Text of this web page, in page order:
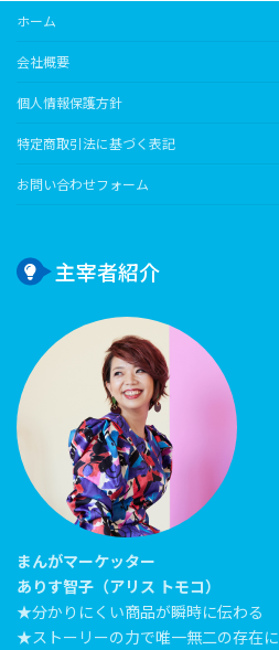
ホーム
会社概要
個人情報保護方針
特定商取引法に基づく表記
お問い合わせフォーム
主宰者紹介
まんがマーケッター
ありす智子（アリス トモコ）
★分かりにくい商品が瞬時に伝わる
★ストーリーの力で唯一無二の存在に